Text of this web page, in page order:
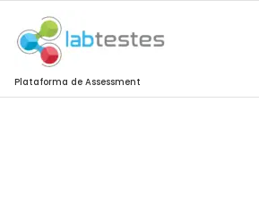
Plataforma de Assessment